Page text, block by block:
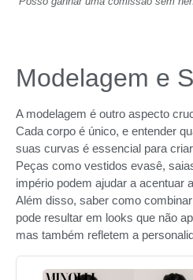
Modelagem e
A modelagem é outro aspecto
Cada corpo é único, e entender
suas curvas é essencial para
Peças como vestidos evasê,
império podem ajudar a acentuar
Além disso, saber como
pode resultar em looks que não
mas também refletem a